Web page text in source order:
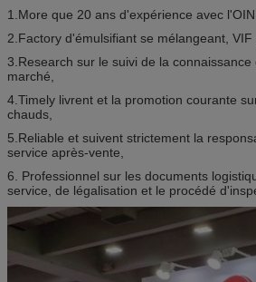
1.More que 20 ans d'expérience avec l'OIN
2.Factory d'émulsifiant se mélangeant, VIF
3.Research sur le suivi de la
marché,
4.Timely livrent et la promotion courante
chauds,
5.Reliable et suivent strictement la
service après-vente,
6. Professionnel sur les documents
service, de légalisation et le procédé